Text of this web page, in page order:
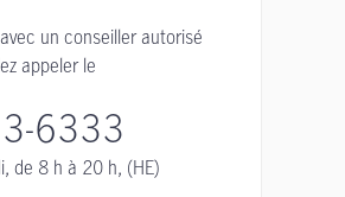
un conseiller autorisé
appeler le
6333
de 8 h à 20 h, (HE)